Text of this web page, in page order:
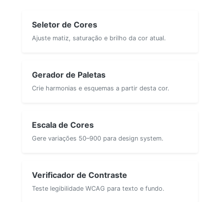
Seletor de Cores
Ajuste matiz, saturação e brilho da cor atual.
Gerador de Paletas
Crie harmonias e esquemas a partir desta cor.
Escala de Cores
Gere variações 50–900 para design system.
Verificador de Contraste
Teste legibilidade WCAG para texto e fundo.